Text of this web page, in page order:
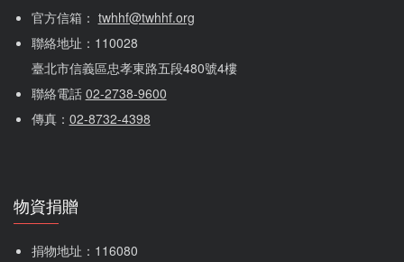
官方信箱： twhhf@twhhf.org
聯絡地址：110028
臺北市信義區忠孝東路五段480號4樓
聯絡電話 02-2738-9600
傳真： 02-8732-4398
物資捐贈
捐物地址：116080